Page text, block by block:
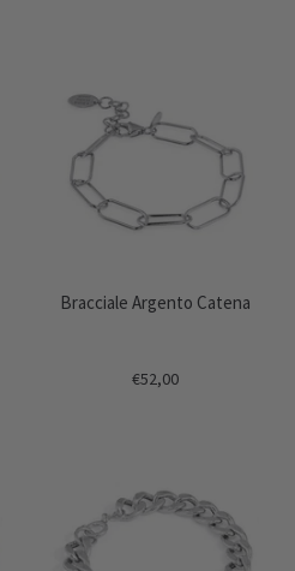
Bracciale Argento Catena
€52,00